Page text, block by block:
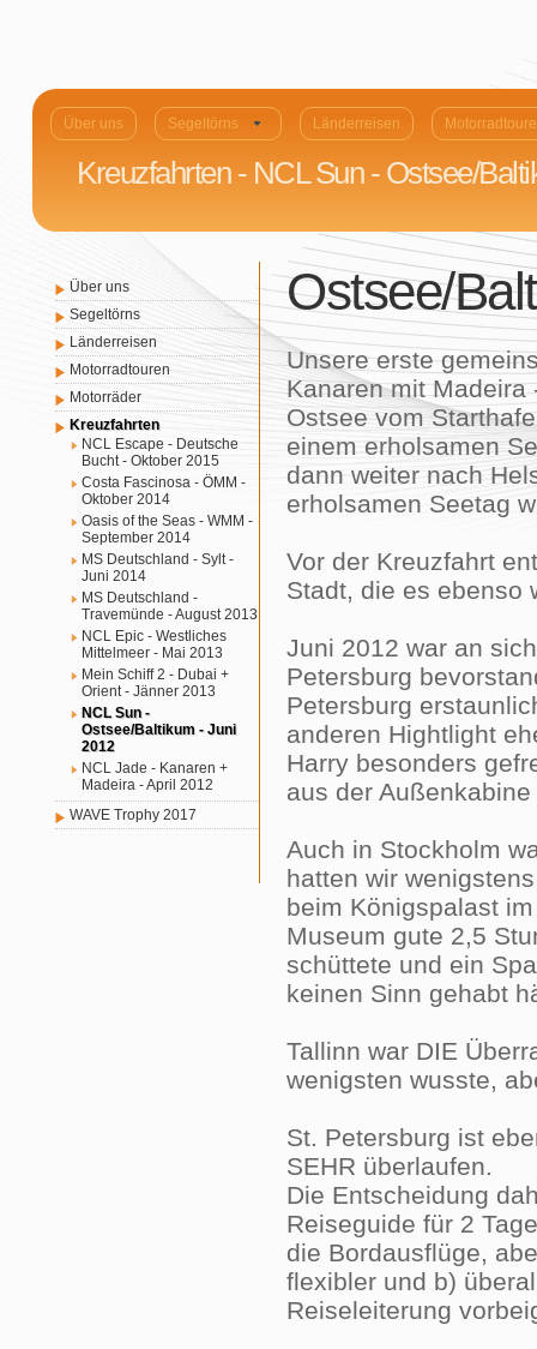
Über uns Segeltörns Länderreisen
Kreuzfahrten - NCL Sun - Ostsee/
Über uns
Segeltörns
Länderreisen
Motorradtouren
Motorräder
Kreuzfahrten
NCL Escape - Deutsche
Bucht - Oktober 2015
Costa Fascinosa - ÖMM -
Oktober 2014
Oasis of the Seas - WMM -
September 2014
MS Deutschland - Sylt -
Juni 2014
MS Deutschland -
Travemünde - August 2013
NCL Epic - Westliches
Mittelmeer - Mai 2013
Mein Schiff 2 - Dubai +
Orient - Jänner 2013
NCL Sun -
Ostsee/Baltikum - Juni
2012
NCL Jade - Kanaren +
Madeira - April 2012
WAVE Trophy 2017
Ostsee/
Unsere erste
Kanaren mit
Ostsee vom
einem erholsamen
dann weiter nach
erholsamen Seetag
Vor der Kreuzfahrt
Stadt, die es ebenso
Juni 2012 war an
Petersburg
Petersburg
anderen Hightlight
Harry besonders
aus der
Auch in Stockholm
hatten wir
beim Königspalast
Museum gute 2,5
schüttete und ein
keinen Sinn gehabt
Tallinn war DIE
wenigsten wusste,
St. Petersburg ist
SEHR überlaufen.
Die Entscheidung
Reiseguide für 2
die Bordausflüge,
flexibler und b)
Reiseleiterung